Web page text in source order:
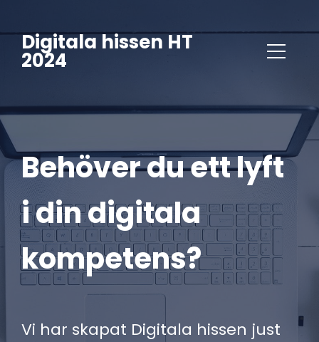
Digitala hissen HT
2024
Behöver du ett lyft
i din digitala
kompetens?
Vi har skapat Digitala hissen just